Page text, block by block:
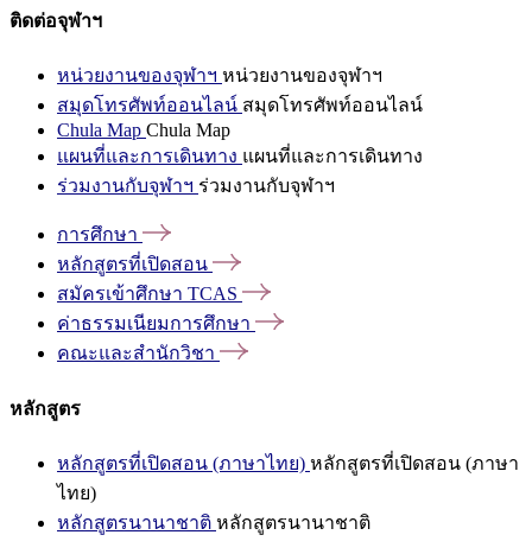
ติดต่อจุฬาฯ
หน่วยงานของจุฬาฯ หน่วยงานของจุฬาฯ
สมุดโทรศัพท์ออนไลน์ สมุดโทรศัพท์ออนไลน์
Chula Map Chula Map
แผนที่และการเดินทาง แผนที่และการเดินทาง
ร่วมงานกับจุฬาฯ ร่วมงานกับจุฬาฯ
การศึกษา
หลักสูตรที่เปิดสอน
สมัครเข้าศึกษา TCAS
ค่าธรรมเนียมการศึกษา
คณะและสำนักวิชา
หลักสูตร
หลักสูตรที่เปิดสอน (ภาษาไทย) หลักสูตรที่เปิดสอน (ภาษา
ไทย)
หลักสูตรนานาชาติ หลักสูตรนานาชาติ